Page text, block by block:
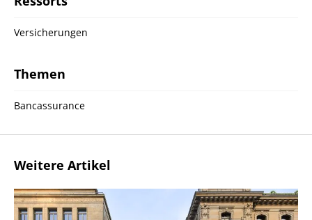
Versicherungen
Themen
Bancassurance
Weitere Artikel